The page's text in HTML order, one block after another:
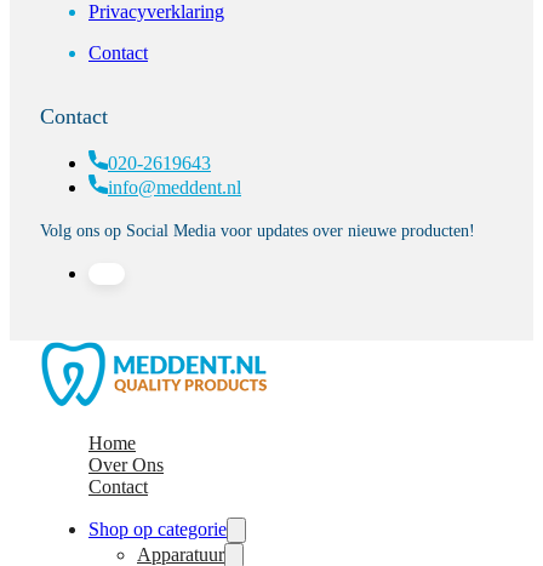
Privacyverklaring
Contact
Contact
020-2619643
info@meddent.nl
Volg ons op Social Media voor updates over nieuwe producten!
Home
Over Ons
Contact
Shop op categorie
Apparatuur